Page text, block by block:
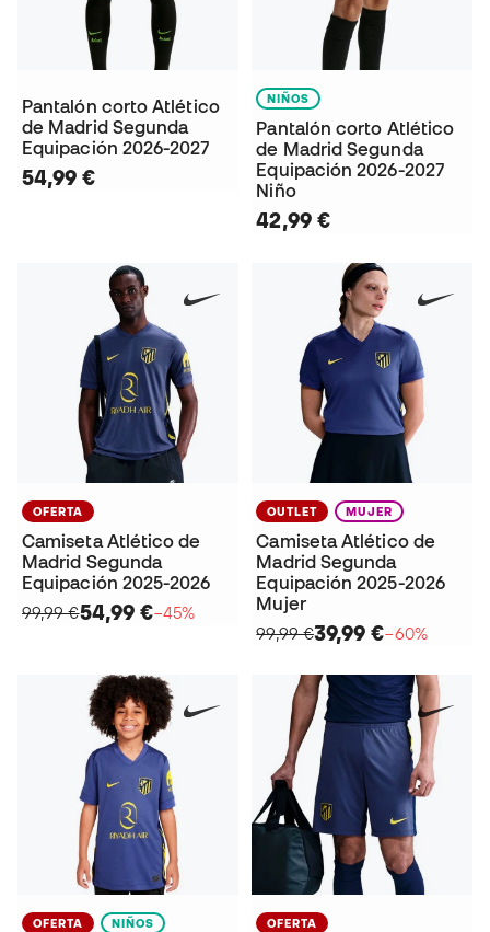
Pantalón corto Atlético
de Madrid Segunda
Equipación 2026-2027
54,99 €
NIÑOS
Pantalón corto Atlético
de Madrid Segunda
Equipación 2026-2027
Niño
42,99 €
OFERTA
Camiseta Atlético de
Madrid Segunda
Equipación 2025-2026
99,99 €54,99 €−45%
OUTLET MUJER
Camiseta Atlético de
Madrid Segunda
Equipación 2025-2026
Mujer
99,99 €39,99 €−60%
OFERTA NIÑOS OFERTA